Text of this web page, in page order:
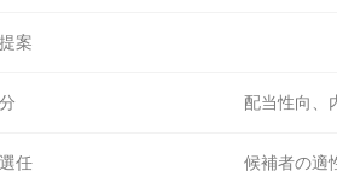
案
配当性向、
任 候補者の適